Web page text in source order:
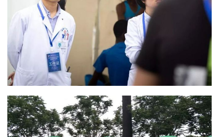
频
用
精
选